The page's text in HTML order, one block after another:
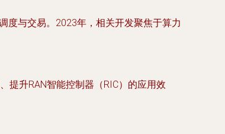
度与交易。2023年，相关开发聚焦于算力
提升RAN智能控制器（RIC）的应用效